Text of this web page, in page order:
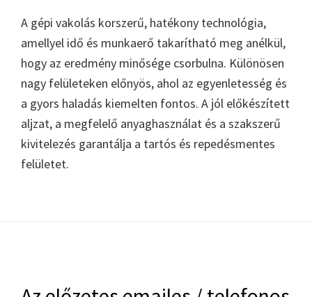
A gépi vakolás korszerű, hatékony technológia,
amellyel idő és munkaerő takarítható meg anélkül,
hogy az eredmény minősége csorbulna. Különösen
nagy felületeken előnyös, ahol az egyenletesség és
a gyors haladás kiemelten fontos. A jól előkészített
aljzat, a megfelelő anyaghasználat és a szakszerű
kivitelezés garantálja a tartós és repedésmentes
felületet.